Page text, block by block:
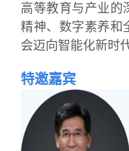
高等教育与产业的
精神、数字素养和
会迈向智能化新时代
特邀嘉宾